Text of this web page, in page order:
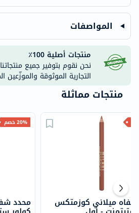
المواصفات
منتجات أصلية 100٪
نحن نقوم بتوفير جميع
التجارية الموثوقة والموزّعين
منتجات مماثلة
20% خصم
محدد ميلاني كوزمتكس